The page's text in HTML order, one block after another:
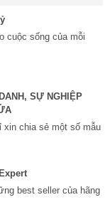
cuộc sống của mỗi
SỰ NGHIỆP
xin chia sẻ một số mẫu
best seller của hãng